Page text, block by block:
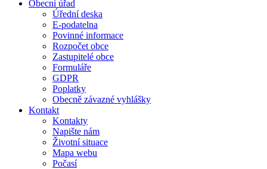
Obecní úřad
Úřední deska
E-podatelna
Povinné informace
Rozpočet obce
Zastupitelé obce
Formuláře
GDPR
Poplatky
Obecně závazné vyhlášky
Kontakt
Kontakty
Napište nám
Životní situace
Mapa webu
Počasí